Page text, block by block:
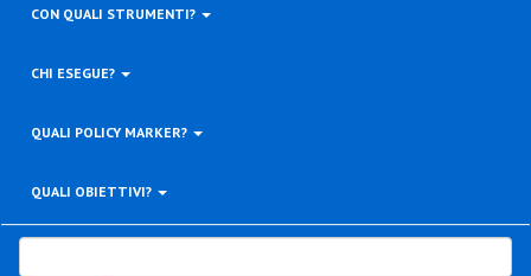
CON QUALI STRUMENTI?
CHI ESEGUE?
QUALI POLICY MARKER?
QUALI OBIETTIVI?